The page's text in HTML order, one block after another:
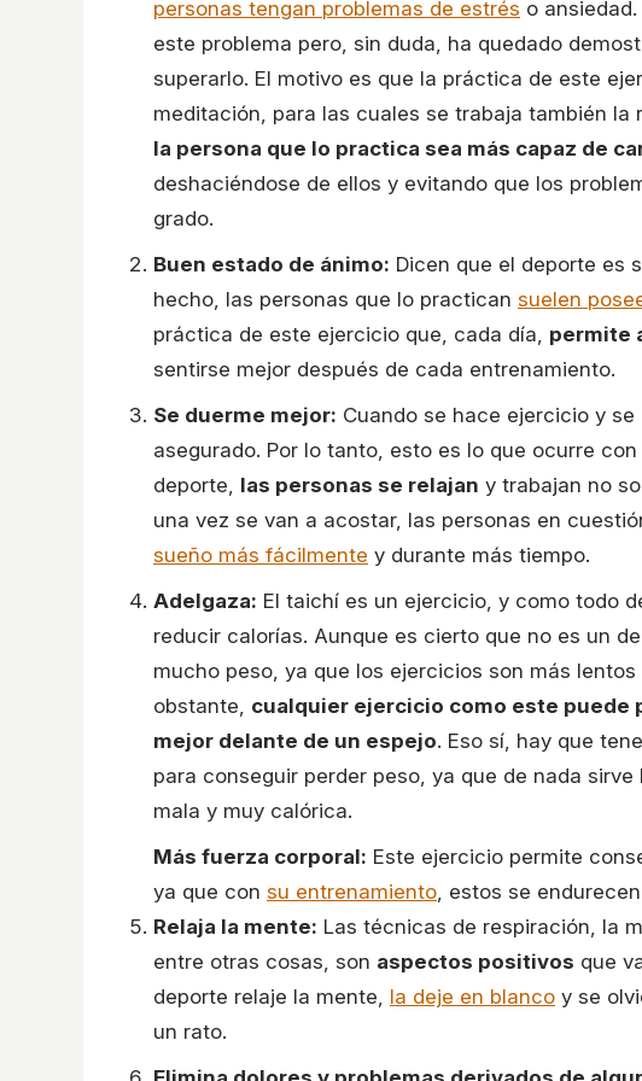
personas tengan problemas de estrés o
este problema pero, sin duda, ha quedado
superarlo. El motivo es que la práctica de este
meditación, para las cuales se trabaja también la
la persona que lo practica sea más capaz de
deshaciéndose de ellos y evitando que los
grado.
Buen estado de ánimo: Dicen que el deporte es
hecho, las personas que lo practican suelen
práctica de este ejercicio que, cada día, permite
sentirse mejor después de cada entrenamiento.
Se duerme mejor: Cuando se hace ejercicio y
asegurado. Por lo tanto, esto es lo que ocurre
deporte, las personas se relajan y trabajan no
una vez se van a acostar, las personas en
sueño más fácilmente y durante más tiempo.
Adelgaza: El taichí es un ejercicio, y como todo
reducir calorías. Aunque es cierto que no es un
mucho peso, ya que los ejercicios son más
obstante, cualquier ejercicio como este puede
mejor delante de un espejo. Eso sí, hay que
para conseguir perder peso, ya que de nada
mala y muy calórica.
Más fuerza corporal: Este ejercicio permite
ya que con su entrenamiento , estos se
Relaja la mente: Las técnicas de respiración, la
entre otras cosas, son aspectos positivos que
deporte relaje la mente, la deje en blanco y se
un rato.